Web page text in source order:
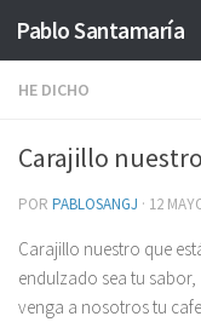
Saltar al contenido
Pablo Santamaría
HE DICHO
Carajillo nuestro
POR PABLOSANGJ · 12
Carajillo nuestro que
endulzado sea tu sabor,
venga a nosotros tu